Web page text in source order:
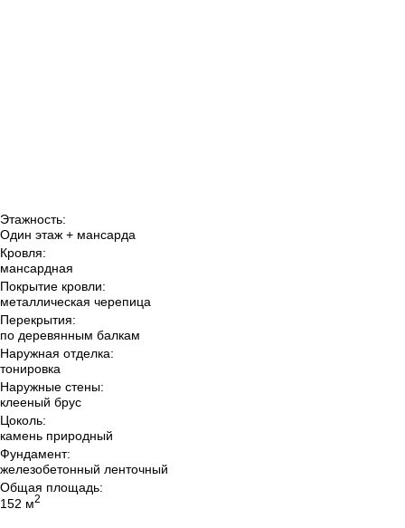
Этажность:
Один этаж + мансарда
Кровля:
мансардная
Покрытие кровли:
металлическая черепица
Перекрытия:
по деревянным балкам
Наружная отделка:
тонировка
Наружные стены:
клееный брус
Цоколь:
камень природный
Фундамент:
железобетонный ленточный
Общая площадь:
152 м2